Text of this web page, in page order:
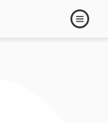
öffnen